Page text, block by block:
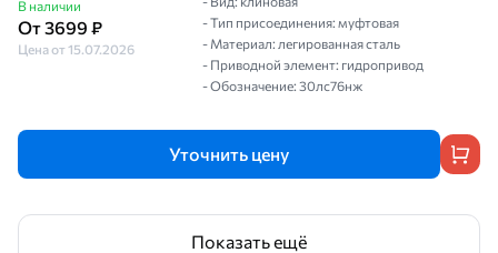
В наличии
От 3699 ₽
Цена от 15.07.2026
- Тип присоединения: муфтовая
- Материал: легированная сталь
- Приводной элемент: гидропривод
- Обозначение: 30лс76нж
Уточнить цену
Показать ещё